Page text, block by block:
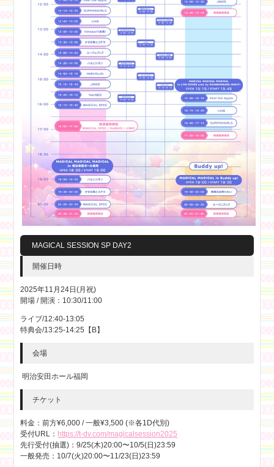
MAGICAL SESSION SP DAY2
開催日時
2025年11月24日(月祝)
開場 / 開演：10:30/11:00
ライブ/12:40-13:05
特典会/13:25-14:25【B】
会場
明治安田ホール福岡
チケット
料金：前方¥6,000 / 一般¥3,500 (※各1D代別)
受付URL： https://t-dv.com/magicalsession2025
先行受付(抽選)：9/25(木)20:00〜10/5(日)23:59
一般発売：10/7(火)20:00〜11/23(日)23:59